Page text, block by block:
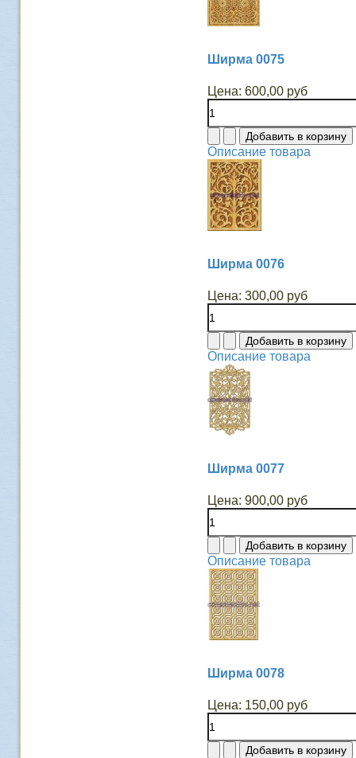
Ширма 0075
Цена: 600,00 руб
Описание товара
Ширма 0076
Цена: 300,00 руб
Описание товара
Ширма 0077
Цена: 900,00 руб
Описание товара
Ширма 0078
Цена: 150,00 руб